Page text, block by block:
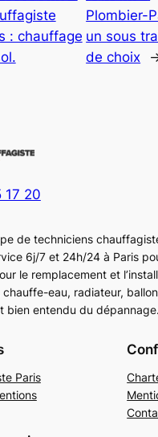
: chauffage
Plombier-
un sous
de choix
17 20
de techniciens
6j/7 et 24h/24 à Paris
le remplacement et
eau, radiateur, ballon
bien entendu du dépannage.
Paris